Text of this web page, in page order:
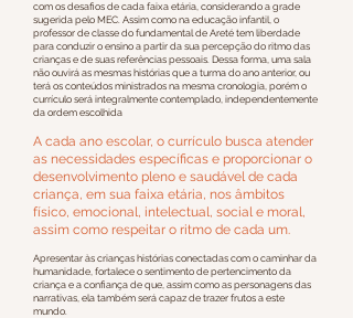
com os desafios de cada faixa etária, considerando a grade
sugerida pelo MEC. Assim como na educação infantil, o
professor de classe do fundamental de Areté tem liberdade
para conduzir o ensino a partir da sua percepção do ritmo das
crianças e de suas referências pessoais. Dessa forma, uma sala
não ouvirá as mesmas histórias que a turma do ano anterior, ou
terá os conteúdos ministrados na mesma cronologia, porém o
currículo será integralmente contemplado, independentemente
da ordem escolhida
A cada ano escolar, o currículo busca atender
as necessidades específicas e proporcionar o
desenvolvimento pleno e saudável de cada
criança, em sua faixa etária, nos âmbitos
físico, emocional, intelectual, social e moral,
assim como respeitar o ritmo de cada um.
Apresentar às crianças histórias conectadas com o caminhar da
humanidade, fortalece o sentimento de pertencimento da
criança e a confiança de que, assim como as personagens das
narrativas, ela também será capaz de trazer frutos a este
mundo.